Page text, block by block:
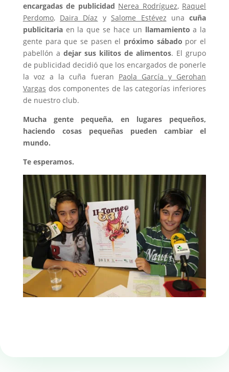
encargadas de publicidad Nerea Rodríguez, Raquel
Perdomo, Daira Díaz ySalome Estévez unacuña
publicitariaen la que se hace un llamamiento a la
gente para que se pasen el próximo sábado por el
pabellón a dejar sus kilitos de alimentos. El grupo
de publicidad decidió que los encargados de ponerle
la voz a la cuña fueran Paola García y Gerohan
Vargas dos componentes de las categorías inferiores
de nuestro club.
Mucha gente pequeña, en lugares pequeños,
haciendo cosas pequeñas pueden cambiar el
mundo.
Te esperamos.